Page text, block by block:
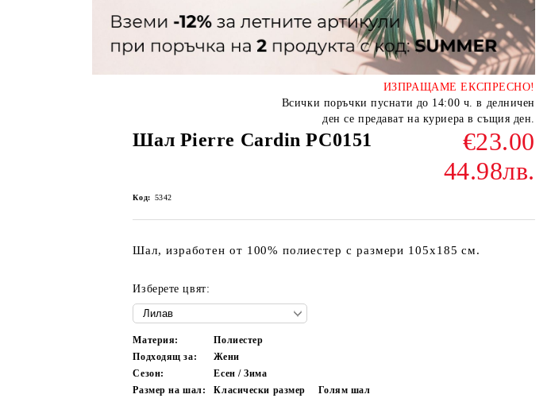
ИЗПРАЩАМЕ ЕКСПРЕСНО!
Всички поръчки пуснати до 14:00 ч. в делничен
ден се предават на куриера в същия ден.
Шал Pierre Cardin PC0151
€23.00
44.98лв.
Код: 5342
Шал, изработен от 100% полиестер с размери 105х185 см.
Изберете цвят:
Материя:
Полиестер
Подходящ за:
Жени
Сезон:
Есен / Зима
Размер на шал:
Класически размер Голям шал